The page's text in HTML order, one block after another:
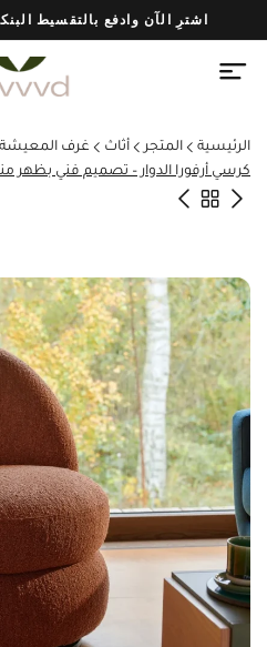
اشترِ الآن وادفع بالتقسيط البنكي على 6 أشهر
الرئيسية المتجر أثاث غرف المعيشة
كرسي أرفورا الدوار – تصميم فني بظهر